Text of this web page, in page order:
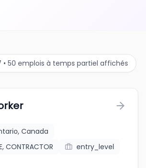
• 50 emplois à temps partiel affichés
Canada
CONTRACTOR
entry_level